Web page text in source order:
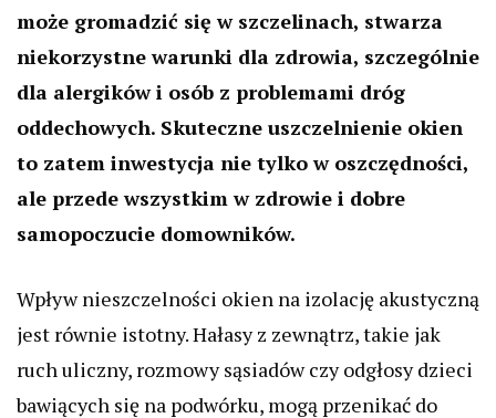
może gromadzić się w szczelinach, stwarza
niekorzystne warunki dla zdrowia, szczególnie
dla alergików i osób z problemami dróg
oddechowych. Skuteczne uszczelnienie okien
to zatem inwestycja nie tylko w oszczędności,
ale przede wszystkim w zdrowie i dobre
samopoczucie domowników.
Wpływ nieszczelności okien na izolację akustyczną
jest równie istotny. Hałasy z zewnątrz, takie jak
ruch uliczny, rozmowy sąsiadów czy odgłosy dzieci
bawiących się na podwórku, mogą przenikać do